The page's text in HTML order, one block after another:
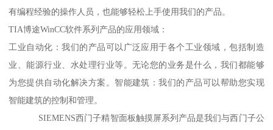
有编程经验的操作人员，也能够轻松上手使用我们的产品。
TIA博途WinCC软件系列产品的应用领域：
工业自动化：我们的产品可以广泛应用于各个工业领域，包括制造
业、能源行业、水处理行业等。无论您的业务是什么，我们都能够
为您提供自动化解决方案。智能建筑：我们的产品可以帮助您实现
智能建筑的控制和管理。
SIEMENS西门子精智面板触摸屏系列产品是我们与西门子公